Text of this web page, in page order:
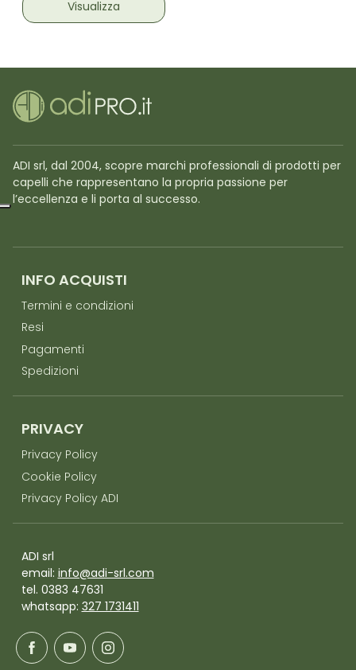
Visualizza
ADI srl, dal 2004, scopre marchi professionali di prodotti per
capelli che rappresentano la propria passione per
l’eccellenza e li porta al successo.
INFO ACQUISTI
Termini e condizioni
Resi
Pagamenti
Spedizioni
PRIVACY
Privacy Policy
Cookie Policy
Privacy Policy ADI
ADI srl
email: info@adi-srl.com
tel. 0383 47631
whatsapp: 327 1731411